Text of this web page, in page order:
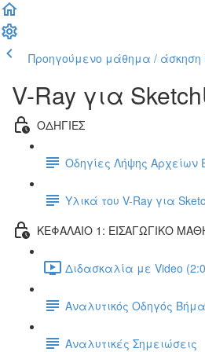
Προηγούμενο μάθημα / άσκηση
V-Ray για
ΟΔΗΓΙΕΣ
Οδηγίες Λήψης Αρχείων
Υλικά του V-Ray για
ΚΕΦΑΛΑΙΟ 1: ΕΙΣΑΓΩΓΙΚΟ
Διδασκαλία με Video
Αναλυτικός Οδηγός
Αναλυτικές Σημειώσεις